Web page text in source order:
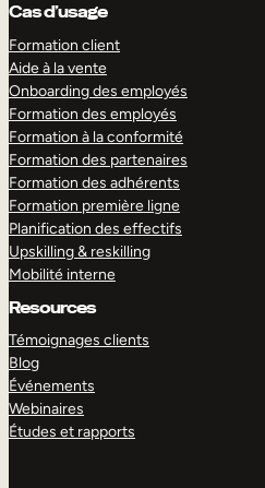
Cas d’usage
Formation client
Aide à la vente
Onboarding des employés
Formation des employés
Formation à la conformité
Formation des partenaires
Formation des adhérents
Formation première ligne
Planification des effectifs
Upskilling & reskilling
Mobilité interne
Resources
Témoignages clients
Blog
Événements
Webinaires
Études et rapports